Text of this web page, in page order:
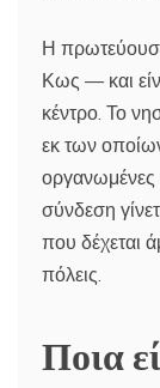
Η
Κως — και
κέντρο. Το
εκ των
οργανωμένες
σύνδεση
που δέχεται
πόλεις.
Ποια